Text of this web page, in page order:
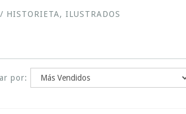
/ HISTORIETA, ILUSTRADOS
por: